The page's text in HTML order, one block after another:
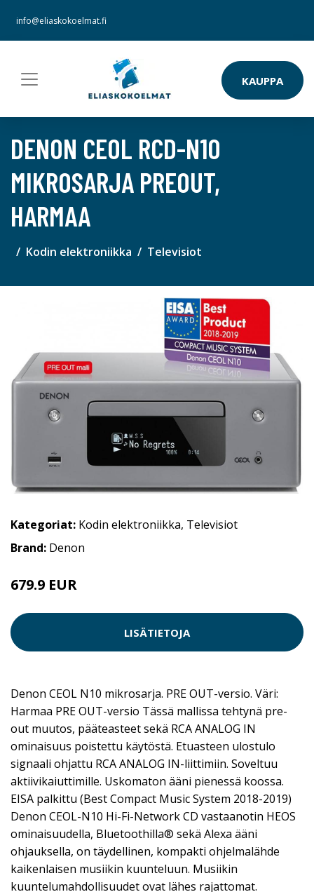
info@eliaskokoelmat.fi
KAUPPA
DENON CEOL RCD-N10
MIKROSARJA PREOUT,
HARMAA
Kodin elektroniikka Televisiot
Kategoriat: Kodin elektroniikka, Televisiot
Brand: Denon
679.9 EUR
LISÄTIETOJA
Denon CEOL N10 mikrosarja. PRE OUT-versio. Väri:
Harmaa PRE OUT-versio Tässä mallissa tehtynä pre-
out muutos, pääteasteet sekä RCA ANALOG IN
ominaisuus poistettu käytöstä. Etuasteen ulostulo
signaali ohjattu RCA ANALOG IN-liittimiin. Soveltuu
aktiivikaiuttimille. Uskomaton ääni pienessä koossa.
EISA palkittu (Best Compact Music System 2018-2019)
Denon CEOL-N10 Hi-Fi-Network CD vastaanotin HEOS
ominaisuudella, Bluetoothilla® sekä Alexa ääni
ohjauksella, on täydellinen, kompakti ohjelmalähde
kaikenlaisen musiikin kuunteluun. Musiikin
kuuntelumahdollisuudet ovat lähes rajattomat.